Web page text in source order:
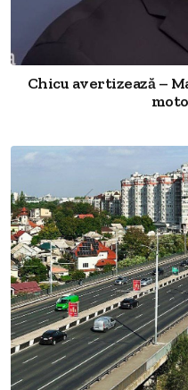
Chicu avertizează –